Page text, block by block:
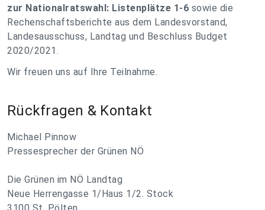
zur Nationalratswahl: Listenplätze 1-6 sowie die
Rechenschaftsberichte aus dem Landesvorstand,
Landesausschuss, Landtag und Beschluss Budget
2020/2021.
Wir freuen uns auf Ihre Teilnahme.
Rückfragen & Kontakt
Michael Pinnow
Pressesprecher der Grünen NÖ
Die Grünen im NÖ Landtag
Neue Herrengasse 1/Haus 1/2. Stock